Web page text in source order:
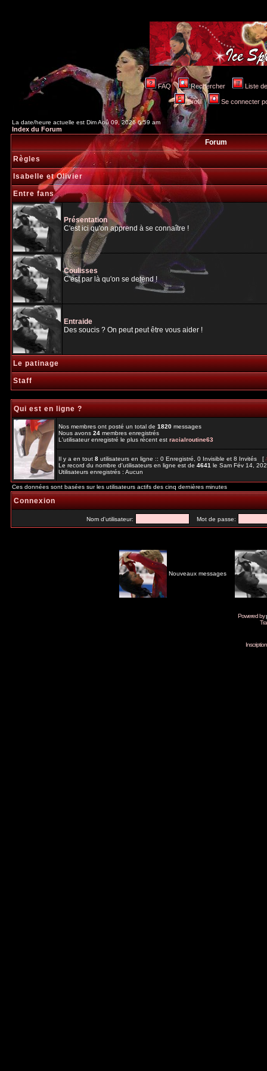
FAQ Rechercher Liste
Profil Se connecter
La date/heure actuelle est Dim Aoû 09, 2026 6:59 am
Index du Forum
Forum
Règles
Isabelle et Olivier
Entre fans
Présentation
C'est ici qu'on apprend à se connaître !
Coulisses
C'est par là qu'on se detend !
Entraide
Des soucis ? On peut peut être vous aider !
Le patinage
Staff
Qui est en ligne ?
Nos membres ont posté un total de1820messages
Nous avons24membres enregistrés
L'utilisateur enregistré le plus récent estracialroutine63
Il y a en tout8utilisateurs en ligne :: 0 Enregistré, 0 Invisible et 8 Invités [
Le record du nombre d'utilisateurs en ligne est de4641le Sam Fév 14,
Utilisateurs enregistrés : Aucun
Ces données sont basées sur les utilisateurs actifs des cinq dernières minutes
Connexion
Nom d'utilisateur: Mot de passe:
Nouveaux messages
Powered by